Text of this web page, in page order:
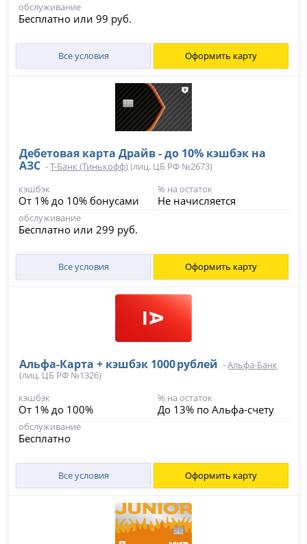
обслуживание
Бесплатно или 99 руб.
Все условия Оформить карту
Дебетовая карта Драйв - до 10% кэшбэк на
АЗС -Т-Банк (Тинькофф)(лиц. ЦБ РФ №2673)
кэшбэк
От 1% до 10% бонусами
% на остаток
Не начисляется
обслуживание
Бесплатно или 299 руб.
Все условия Оформить карту
Альфа‑Карта + кэшбэк 1000 рублей -Альфа-Банк
(лиц. ЦБ РФ №1326)
кэшбэк
От 1% до 100%
% на остаток
До 13% по Альфа-счету
обслуживание
Бесплатно
Все условия Оформить карту